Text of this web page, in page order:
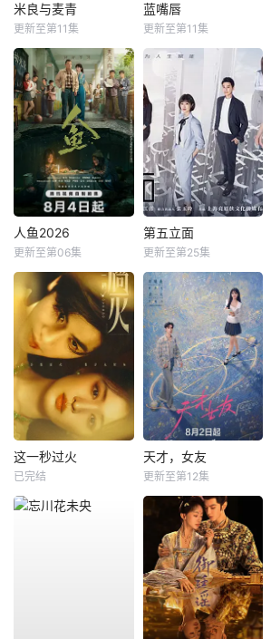
米良与麦青
更新至第11集
蓝嘴唇
更新至第11集
人鱼2026
更新至第06集
第五立面
更新至第25集
这一秒过火
已完结
天才，女友
更新至第12集